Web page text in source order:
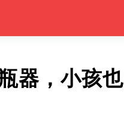
器，小孩也